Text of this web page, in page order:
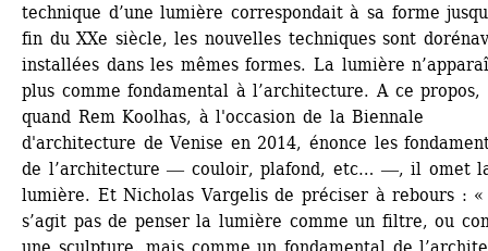
technique d’une lumière correspondait à sa forme
fin du XXe siècle, les nouvelles techniques sont
installées dans les mêmes formes. La lumière
plus comme fondamental à l’architecture. A ce propos,
quand Rem Koolhas, à l'occasion de la Biennale
d'architecture de Venise en 2014, énonce les
de l’architecture ― couloir, plafond, etc… ―, il omet
lumière. Et Nicholas Vargelis de préciser à rebours :
s’agit pas de penser la lumière comme un filtre, ou